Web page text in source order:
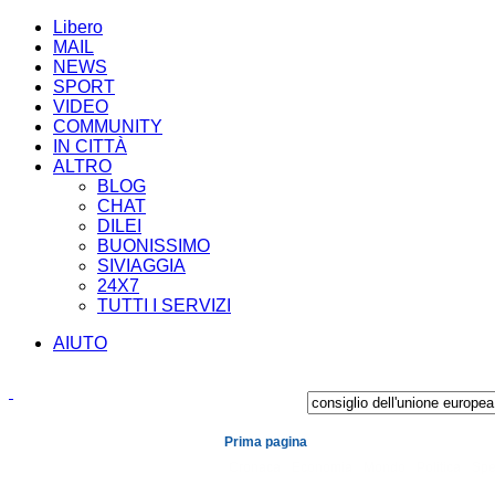
Libero
MAIL
NEWS
SPORT
VIDEO
COMMUNITY
IN CITTÀ
ALTRO
BLOG
CHAT
DILEI
BUONISSIMO
SIVIAGGIA
24X7
TUTTI I SERVIZI
AIUTO
Prima pagina